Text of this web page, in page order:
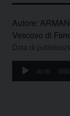
Autore:
Vescovo di
Data di
Audio
00:00